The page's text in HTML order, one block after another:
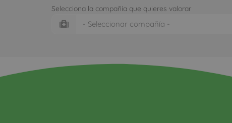
Selecciona la compañía que quieres valorar